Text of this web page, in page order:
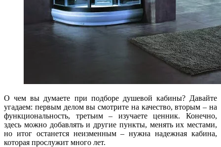
О чем вы думаете при подборе душевой кабины? Давайте
угадаем: первым делом вы смотрите на качество, вторым – на
функциональность, третьим – изучаете ценник. Конечно,
здесь можно добавлять и другие пункты, менять их местами,
но итог останется неизменным – нужна надежная кабина,
которая прослужит много лет.